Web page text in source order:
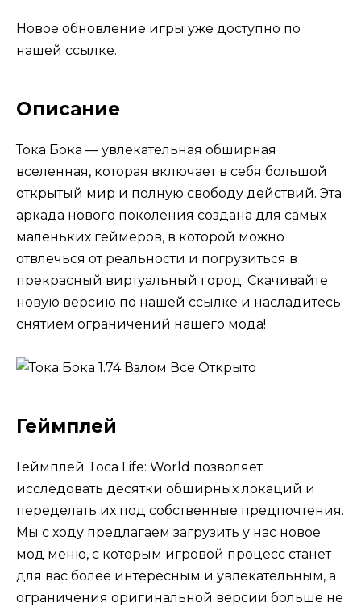
Новое обновление игры уже доступно по
нашей ссылке.
Описание
Тока Бока — увлекательная обширная
вселенная, которая включает в себя большой
открытый мир и полную свободу действий. Эта
аркада нового поколения создана для самых
маленьких геймеров, в которой можно
отвлечься от реальности и погрузиться в
прекрасный виртуальный город. Скачивайте
новую версию по нашей ссылке и насладитесь
снятием ограничений нашего мода!
Геймплей
Геймплей Toca Life: World позволяет
исследовать десятки обширных локаций и
переделать их под собственные предпочтения.
Мы с ходу предлагаем загрузить у нас новое
мод меню, с которым игровой процесс станет
для вас более интересным и увлекательным, а
ограничения оригинальной версии больше не